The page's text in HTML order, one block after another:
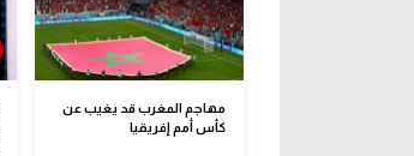
مهاجم المغرب قد يغيب عن
كأس أمم إفريقيا